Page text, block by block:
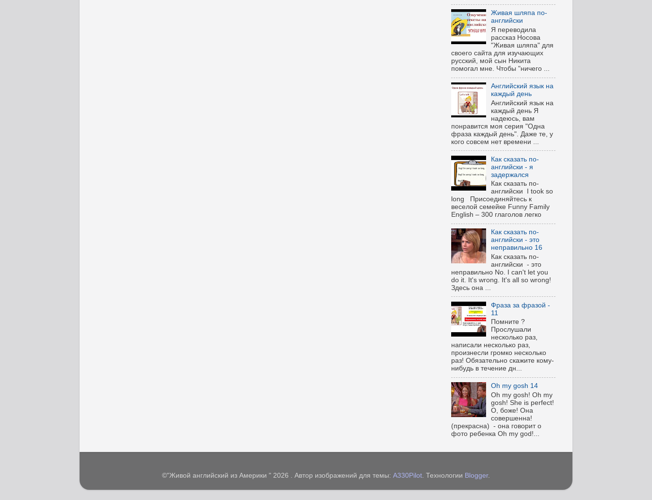
Живая шляпа по-
английски
Я переводила
рассказ Носова
"Живая шляпа" для
своего сайта для изучающих
русский, мой сын Никита
помогал мне. Чтобы "ничего ...
Английский язык на
каждый день
Английский язык на
каждый день Я
надеюсь, вам
понравится моя серия "Одна
фраза каждый день". Даже те, у
кого совсем нет времени ...
Как сказать по-
английски - я
задержался
Как сказать по-
английски I took so
long Присоединяйтесь к
веселой семейке Funny Family
English – 300 глаголов легко
Как сказать по-
английски - это
неправильно 16
Как сказать по-
английски - это
неправильно No. I can't let you
do it. It's wrong. It's all so wrong!
Здесь она ...
Фраза за фразой -
11
Помните ?
Прослушали
несколько раз,
написали несколько раз,
произнесли громко несколько
раз! Обязательно скажите кому-
нибудь в течение дн...
Oh my gosh 14
Oh my gosh! Oh my
gosh! She is perfect!
О, боже! Она
совершенна!
(прекрасна) - она говорит о
фото ребенка Oh my god!...
©"Живой английский из Америки " 2026 . Автор изображений для темы: A330Pilot. Технологии Blogger.